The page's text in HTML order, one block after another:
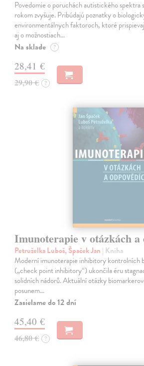
Povedomie o poruchách autistického spektra
rokom zvyšuje. Pribúdajú poznatky o
environmentálnych faktoroch, ktoré
aj o možnostiach…
Na sklade ?
28,41 €
29,90 € ?
Imunoterapie v otázkách a
Petruželka Luboš, Špaček Jan | Kniha
Moderní imunoterapie inhibitory kontrolních
(„check point inhibitory“) ukončila éru
solidních nádorů. Aktuální otázky
posunem…
Zasielame do 12 dní
45,40 €
46,80 € ?